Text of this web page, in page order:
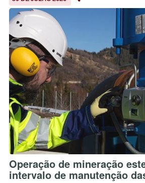
Operação de mineração
intervalo de manutenção